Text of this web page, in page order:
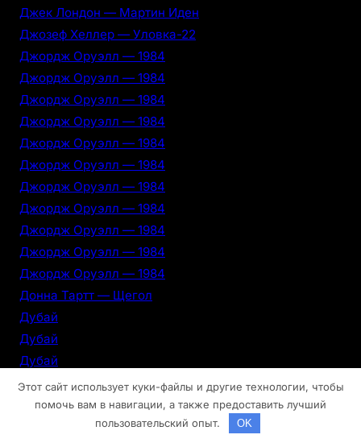
Джек Лондон — Мартин Иден
Джозеф Хеллер — Уловка-22
Джордж Оруэлл — 1984
Джордж Оруэлл — 1984
Джордж Оруэлл — 1984
Джордж Оруэлл — 1984
Джордж Оруэлл — 1984
Джордж Оруэлл — 1984
Джордж Оруэлл — 1984
Джордж Оруэлл — 1984
Джордж Оруэлл — 1984
Джордж Оруэлл — 1984
Джордж Оруэлл — 1984
Донна Тартт — Щегол
Дубай
Дубай
Дубай
Дубай
Дубай
Этот сайт использует куки-файлы и другие технологии, чтобы
помочь вам в навигации, а также предоставить лучший
пользовательский опыт.
OK